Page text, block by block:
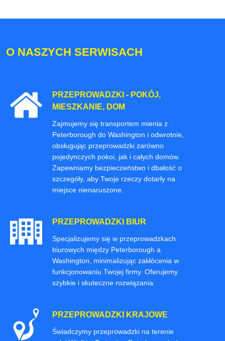
O NASZYCH SERWISACH
PRZEPROWADZKI - POKÓJ,
MIESZKANIE, DOM
Zajmujemy się transportem mienia z
Peterborough do Washington i odwrotnie,
obsługując przeprowadzki zarówno
pojedynczych pokoi, jak i całych domów.
Zapewniamy bezpieczeństwo i dbałość o
szczegóły, aby Twoje rzeczy dotarły na
miejsce nienaruszone.
PRZEPROWADZKI BIUR
Specjalizujemy się w przeprowadzkach
biurowych między Peterborough a
Washington, minimalizując zakłócenia w
funkcjonowaniu Twojej firmy. Oferujemy
szybkie i skuteczne rozwiązania.
PRZEPROWADZKI KRAJOWE
Świadczymy przeprowadzki na terenie